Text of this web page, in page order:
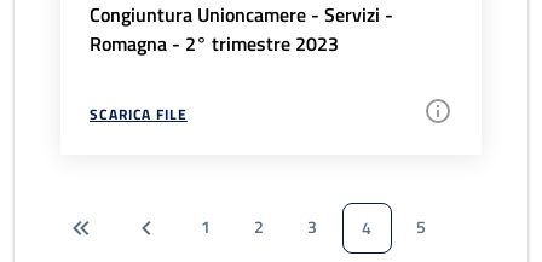
Congiuntura Unioncamere - Servizi -
Romagna - 2° trimestre 2023
SCARICA FILE
1 2 3 4
5